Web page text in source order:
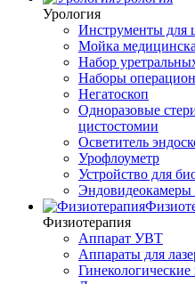
Урология
Инструменты для
Мойка
Набор
Наборы
Негатоскоп
Одноразовые
цистостомии
Осветитель
Урофлоуметр
Устройство для
Физиотерапия
Аппарат УВТ
Аппараты для